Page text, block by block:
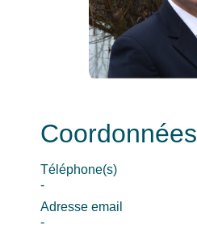
Coordonnées
Téléphone(s)
-
Adresse email
-